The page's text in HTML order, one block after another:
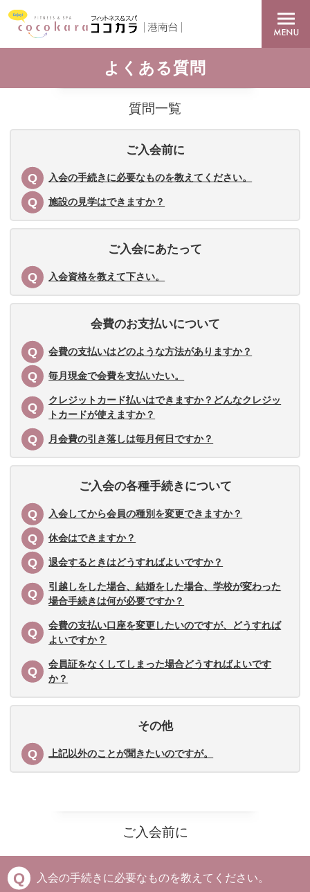
よくある質問
質問一覧
ご入会前に
入会の手続きに必要なものを教えてください。
施設の見学はできますか？
ご入会にあたって
入会資格を教えて下さい。
会費のお支払いについて
会費の支払いはどのような方法がありますか？
毎月現金で会費を支払いたい。
クレジットカード払いはできますか？どんなクレジッ
トカードが使えますか？
月会費の引き落しは毎月何日ですか？
ご入会の各種手続きについて
入会してから会員の種別を変更できますか？
休会はできますか？
退会するときはどうすればよいですか？
引越しをした場合、結婚をした場合、学校が変わった
場合手続きは何が必要ですか？
会費の支払い口座を変更したいのですが、どうすれば
よいですか？
会員証をなくしてしまった場合どうすればよいです
か？
その他
上記以外のことが聞きたいのですが。
ご入会前に
入会の手続きに必要なものを教えてください。